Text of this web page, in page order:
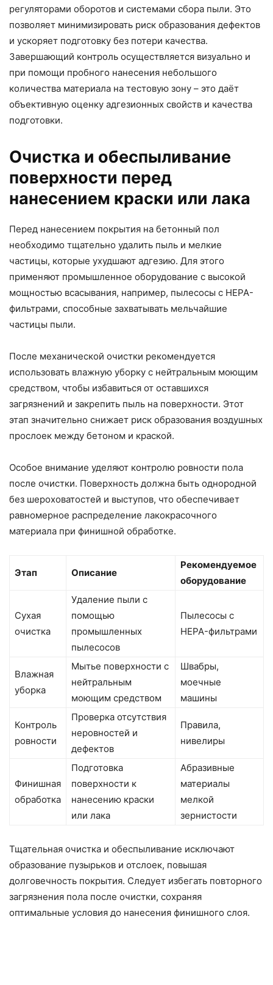
регуляторами оборотов и системами сбора пыли. Это
позволяет минимизировать риск образования дефектов
и ускоряет подготовку без потери качества.
Завершающий контроль осуществляется визуально и
при помощи пробного нанесения небольшого
количества материала на тестовую зону – это даёт
объективную оценку адгезионных свойств и качества
подготовки.
Очистка и обеспыливание
поверхности перед
нанесением краски или лака
Перед нанесением покрытия на бетонный пол
необходимо тщательно удалить пыль и мелкие
частицы, которые ухудшают адгезию. Для этого
применяют промышленное оборудование с высокой
мощностью всасывания, например, пылесосы с HEPA-
фильтрами, способные захватывать мельчайшие
частицы пыли.
После механической очистки рекомендуется
использовать влажную уборку с нейтральным моющим
средством, чтобы избавиться от оставшихся
загрязнений и закрепить пыль на поверхности. Этот
этап значительно снижает риск образования воздушных
прослоек между бетоном и краской.
Особое внимание уделяют контролю ровности пола
после очистки. Поверхность должна быть однородной
без шероховатостей и выступов, что обеспечивает
равномерное распределение лакокрасочного
материала при финишной обработке.
Этап Описание
Рекомендуемое
оборудование
Сухая
очистка
Удаление пыли с
помощью
промышленных
пылесосов
Пылесосы с
HEPA-фильтрами
Влажная
уборка
Мытье поверхности с
нейтральным
моющим средством
Швабры,
моечные
машины
Контроль
ровности
Проверка отсутствия
неровностей и
дефектов
Правила,
нивелиры
Финишная
обработка
Подготовка
поверхности к
нанесению краски
или лака
Абразивные
материалы
мелкой
зернистости
Тщательная очистка и обеспыливание исключают
образование пузырьков и отслоек, повышая
долговечность покрытия. Следует избегать повторного
загрязнения пола после очистки, сохраняя
оптимальные условия до нанесения финишного слоя.